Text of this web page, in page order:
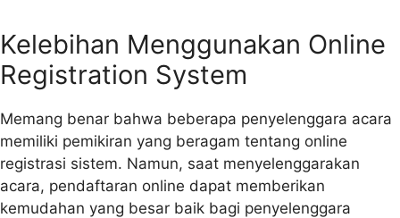
Kelebihan Menggunakan Online
Registration System
Memang benar bahwa beberapa penyelenggara acara
memiliki pemikiran yang beragam tentang online
registrasi sistem. Namun, saat menyelenggarakan
acara, pendaftaran online dapat memberikan
kemudahan yang besar baik bagi penyelenggara